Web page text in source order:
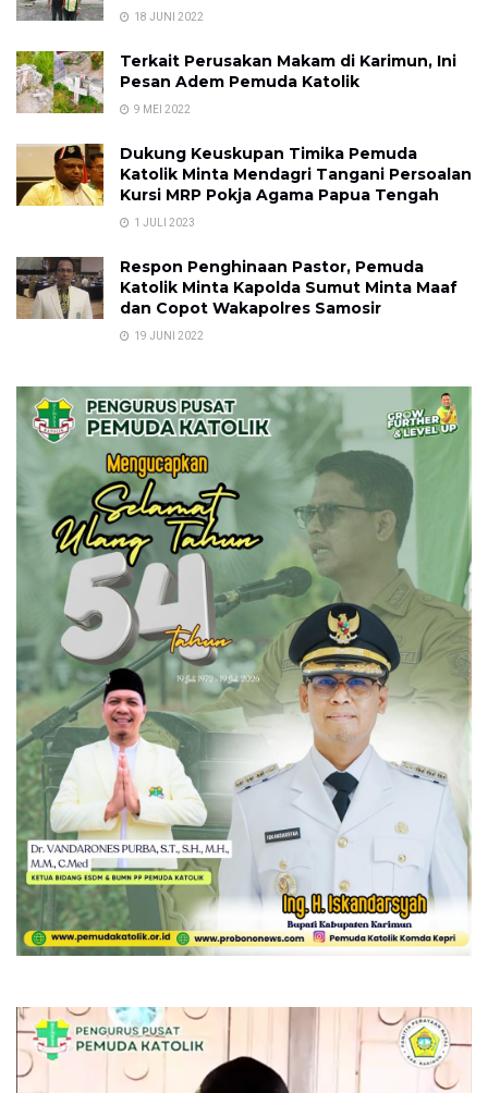
18 JUNI 2022
Terkait Perusakan Makam di Karimun, Ini
Pesan Adem Pemuda Katolik
9 MEI 2022
Dukung Keuskupan Timika Pemuda
Katolik Minta Mendagri Tangani Persoalan
Kursi MRP Pokja Agama Papua Tengah
1 JULI 2023
Respon Penghinaan Pastor, Pemuda
Katolik Minta Kapolda Sumut Minta Maaf
dan Copot Wakapolres Samosir
19 JUNI 2022
Pemutar
Video